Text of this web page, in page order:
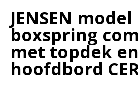
JENSEN model
boxspring
met topdek en
hoofdbord